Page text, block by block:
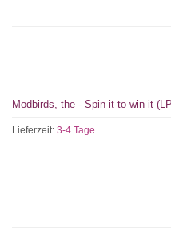
Modbirds, the - Spin it to win it
Lieferzeit: 3-4 Tage